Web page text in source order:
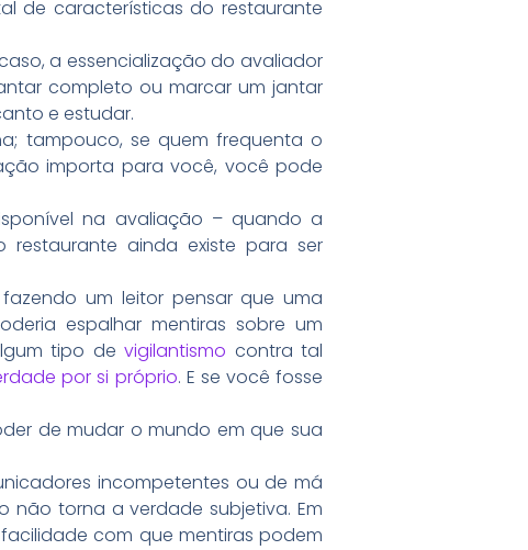
de características do restaurante
a essencialização do avaliador
completo ou marcar um jantar
e estudar.
tampouco, se quem frequenta o
importa para você, você pode
na avaliação – quando a
ainda existe para ser
um leitor pensar que uma
espalhar mentiras sobre um
tipo de vigilantismo contra tal
por si próprio. E se você fosse
de mudar o mundo em que sua
incompetentes ou de má
não torna a verdade subjetiva. Em
com que mentiras podem